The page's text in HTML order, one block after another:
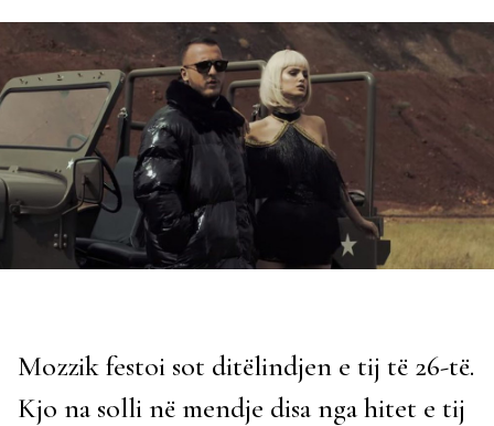
Mozzik festoi sot ditëlindjen e tij të 26-të.
Kjo na solli në mendje disa nga hitet e tij